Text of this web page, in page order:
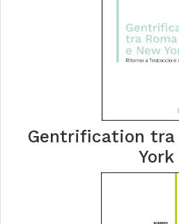
Gentrification tra
York